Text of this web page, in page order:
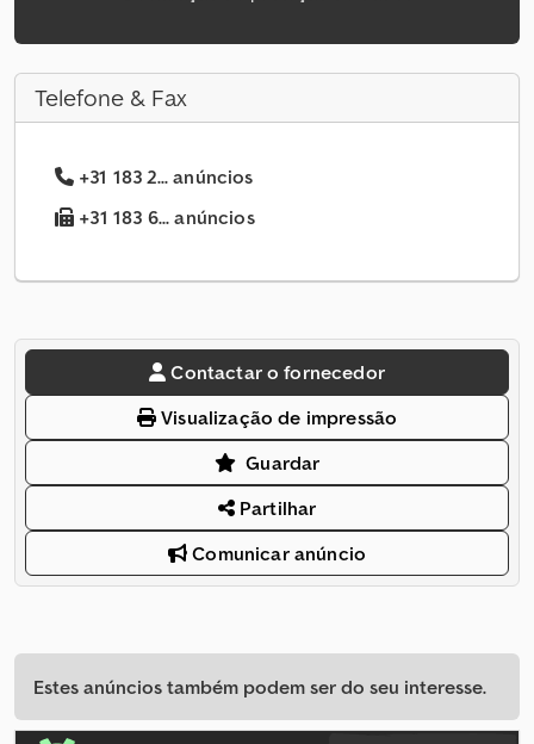
Telefone & Fax
+31 183 2... anúncios
+31 183 6... anúncios
Contactar o fornecedor
Visualização de impressão
Guardar
Partilhar
Comunicar anúncio
Estes anúncios também podem ser do seu interesse.